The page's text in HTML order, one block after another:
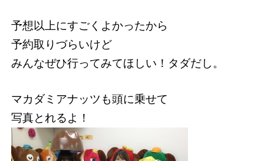
予想以上にすごくよかったから
予約取りづらいけど
みんなぜひ行ってみてほしい！タダだし。
マカダミアナッツも頭に乗せて
写真とれるよ！